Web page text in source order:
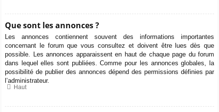
Que sont les annonces ?
Les annonces contiennent souvent des informations importantes
concernant le forum que vous consultez et doivent être lues dès que
possible. Les annonces apparaissent en haut de chaque page du forum
dans lequel elles sont publiées. Comme pour les annonces globales, la
possibilité de publier des annonces dépend des permissions définies par
l’administrateur.
Haut